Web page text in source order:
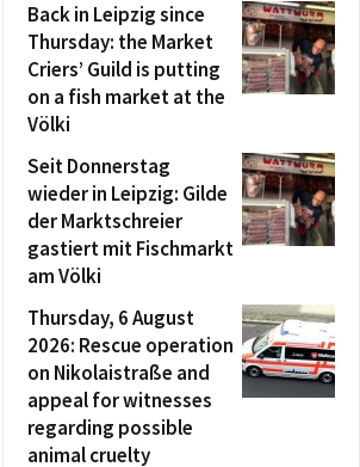
Back in Leipzig since
Thursday: the Market
Criers’ Guild is putting
on a fish market at the
Völki
Seit Donnerstag
wieder in Leipzig: Gilde
der Marktschreier
gastiert mit Fischmarkt
am Völki
Thursday, 6 August
2026: Rescue operation
on Nikolaistraße and
appeal for witnesses
regarding possible
animal cruelty